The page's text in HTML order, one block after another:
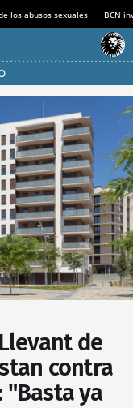
los abusos sexuales BCN
de
contra
ya